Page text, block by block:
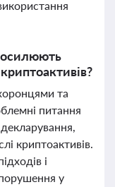
та
питання
декларування,
криптоактивів.
і
у